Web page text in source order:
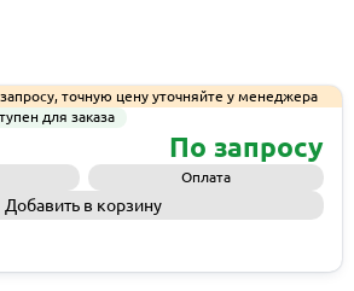
точную цену уточняйте у менеджера
для заказа
По запросу
Оплата
Добавить в корзину